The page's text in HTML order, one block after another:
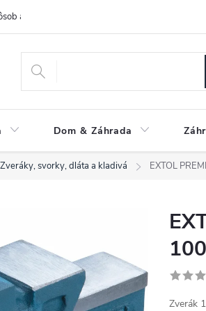
a cena dopravy
Dom & Záhrada
Zveráky, svorky, dláta a kladivá EXTOL
Zverák